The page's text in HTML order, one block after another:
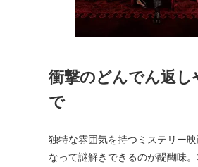
衝撃のどんでん返し
で
独特な雰囲気を持つミステリー
なって謎解きできるのが醍醐味